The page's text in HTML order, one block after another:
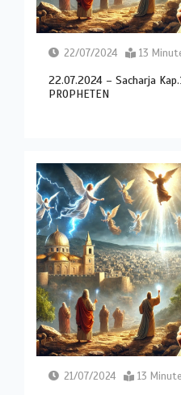
22/07/2024 13
22.07.2024 – Sacharja
PROPHETEN
21/07/2024 13